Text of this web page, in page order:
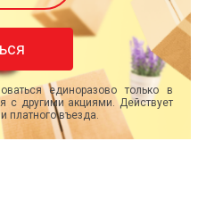
единоразово только в
с другими акциями. Действует
платного въезда.